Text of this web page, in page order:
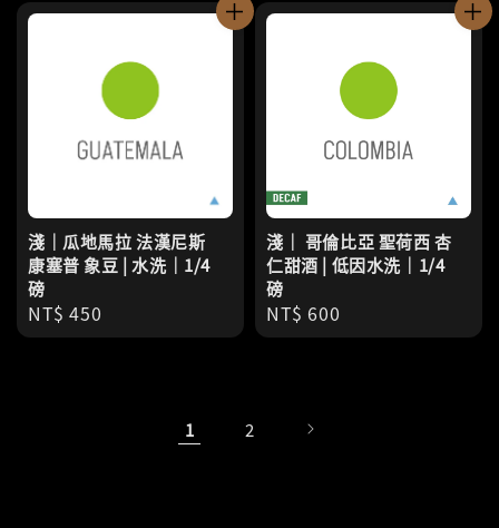
淺｜瓜地馬拉 法漢尼斯
康塞普 象豆 | 水洗｜1/4
磅
Regular
price
NT$ 450
淺｜ 哥倫比亞 聖荷西 杏
仁甜酒 | 低因水洗｜1/4
磅
Regular
price
NT$ 600
1 2